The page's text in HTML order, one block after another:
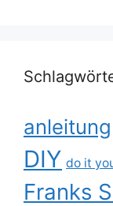
anleitung
DIY do it
Franks